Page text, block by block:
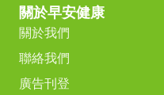
關於早安健康
關於我們
聯絡我們
廣告刊登